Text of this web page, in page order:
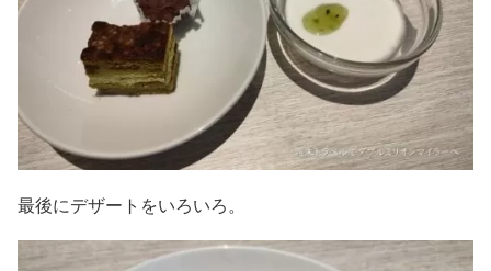
最後にデザートをいろいろ。